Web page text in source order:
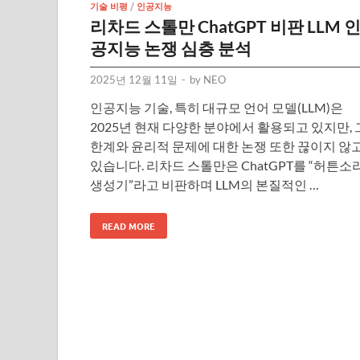
기술 비평 / 인공지능
리차드 스톨만 ChatGPT 비판 LLM 인
공지능 논쟁 심층 분석
2025년 12월 11일 - by NEO
인공지능 기술, 특히 대규모 언어 모델(LLM)은
2025년 현재 다양한 분야에서 활용되고 있지만,
한계와 윤리적 문제에 대한 논쟁 또한 끊이지 않
있습니다. 리차드 스톨만은 ChatGPT를 “허튼소
생성기”라고 비판하며 LLM의 본질적인 …
READ MORE